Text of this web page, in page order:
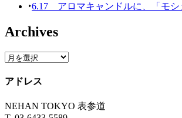
‣6.17 アロマキャンドルに、「モシ
Archives
アドレス
NEHAN TOKYO 表参道